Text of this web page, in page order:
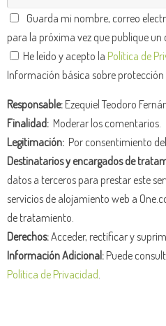
Guarda mi nombre, correo
para la próxima vez que publique un
He leído y acepto la Política de
Información básica sobre
Responsable:Ezequiel Teodoro
Finalidad: Moderar los comentarios.
Legitimación: Por consentimiento
Destinatarios y encargados de
datos a terceros para prestar este
servicios de alojamiento web a
de tratamiento.
Derechos:Acceder, rectificar y
Información Adicional:Puede
Política de Privacidad